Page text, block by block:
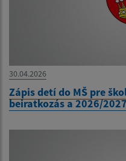
30.04.2026
Zápis detí do MŠ pre
beiratkozás a 2026/